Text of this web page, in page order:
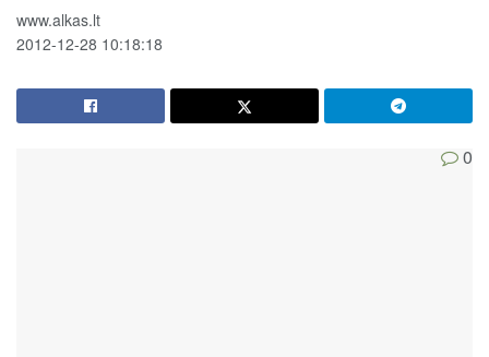
www.alkas.lt
2012-12-28 10:18:18
0